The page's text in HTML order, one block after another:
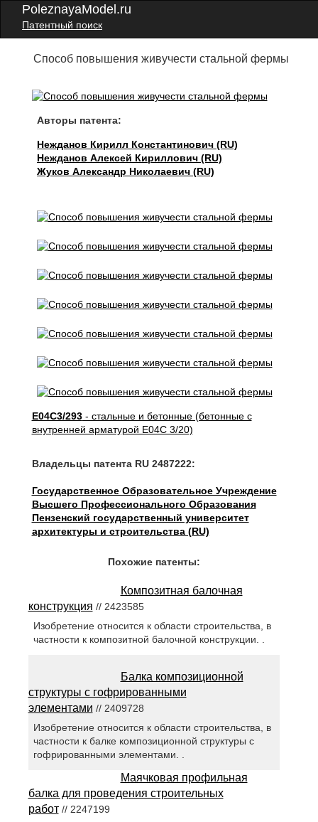
PoleznayaModel.ru
Патентный поиск
Способ повышения живучести стальной фермы
Авторы патента:
Нежданов Кирилл Константинович (RU)
Нежданов Алексей Кириллович (RU)
Жуков Александр Николаевич (RU)
E04C3/293- стальные и бетонные (бетонные с
внутренней арматурой E04C 3/20)
Владельцы патента RU 2487222:
Государственное Образовательное Учреждение
Высшего Профессионального Образования
Пензенский государственный университет
архитектуры и строительства (RU)
Похожие патенты:
Композитная балочная
конструкция // 2423585
Изобретение относится к области строительства, в
частности к композитной балочной конструкции. .
Балка композиционной
структуры с гофрированными
элементами // 2409728
Изобретение относится к области строительства, в
частности к балке композиционной структуры с
гофрированными элементами. .
Маячковая профильная
балка для проведения строительных
работ// 2247199